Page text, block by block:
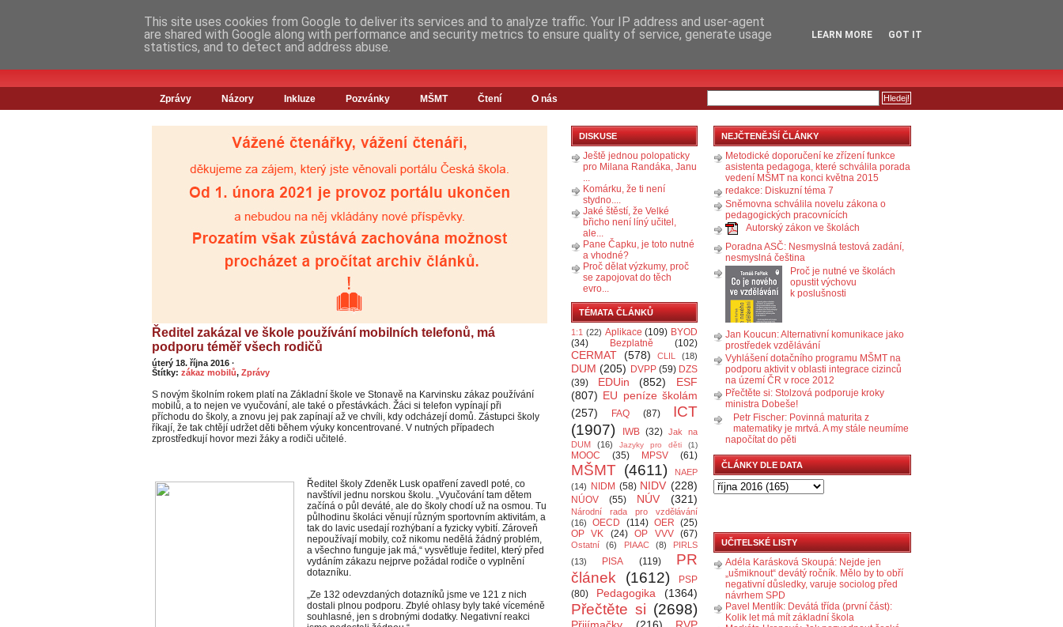
Zprávy Názory Inkluze Pozvánky MŠMT Čtení O nás
Ředitel zakázal ve škole používání mobilních telefonů, má
podporu téměř všech rodičů
úterý 18. října 2016 ·
Štítky: zákaz mobilů, Zprávy
S novým školním rokem platí na Základní škole ve Stonavě na Karvinsku zákaz používání
mobilů, a to nejen ve vyučování, ale také o přestávkách. Žáci si telefon vypínají při
příchodu do školy, a znovu jej pak zapínají až ve chvíli, kdy odcházejí domů. Zástupci školy
říkají, že tak chtějí udržet děti během výuky koncentrované. V nutných případech
zprostředkují hovor mezi žáky a rodiči učitelé.
Ředitel školy Zdeněk Lusk opatření zavedl poté, co
navštívil jednu norskou školu. „Vyučování tam dětem
začíná o půl deváté, ale do školy chodí už na osmou. Tu
půlhodinu školáci věnují různým sportovním aktivitám, a
tak do lavic usedají rozhýbaní a fyzicky vybití. Zároveň
nepoužívají mobily, což nikomu nedělá žádný problém,
a všechno funguje jak má,“ vysvětluje ředitel, který před
vydáním zákazu nejprve požádal rodiče o vyplnění
dotazníku.
„Ze 132 odevzdaných dotazníků jsme ve 121 z nich
dostali plnou podporu. Zbylé ohlasy byly také víceméně
souhlasné, jen s drobnými dodatky. Negativní reakci
DISKUSE
Ještě jednou polopaticky
pro Milana Randáka, Janu
...
Komárku, že ti není
stydno....
Jaké štěstí, že Velké
břicho není líný učitel,
ale...
Pane Čapku, je toto nutné
a vhodné?
Proč dělat výzkumy, proč
se zapojovat do těch
evro...
TÉMATA ČLÁNKŮ
1:1 (22) Aplikace (109) BYOD
(34)
Bezplatně (102)
CERMAT (578) CLIL (18)
DUM (205) DVPP (59) DZS
(39)
EDUin (852)
ESF
(807) EU peníze školám
(257)
FAQ (87)
ICT
(1907)
IWB (32) Jak na
DUM
(16) Jazyky pro děti (1)
MOOC (35) MPSV (61)
MŠMT (4611)
NAEP
(14)
NIDM (58) NIDV (228)
NÚOV (55) NÚV (321)
Národní rada pro vzdělávání
(16)
OECD (114) OER (25)
OP VK
(24) OP VVV (67)
Ostatní (6) PIAAC (8)
PIRLS
(13)
PISA (119)
PR
článek
(1612)
PSP
(80)
Pedagogika (1364)
Přečtěte si (2698)
NEJČTENĚJŠÍ ČLÁNKY
Metodické doporučení ke zřízení funkce
asistenta pedagoga, které schválila porada
vedení MŠMT na konci května 2015
redakce: Diskuzní téma 7
Sněmovna schválila novelu zákona o
pedagogických pracovnících
Autorský zákon ve školách
Poradna ASČ: Nesmyslná testová zadání,
nesmyslná čeština
Proč je nutné ve školách
opustit výchovu
k poslušnosti
Jan Koucun: Alternativní komunikace jako
prostředek vzdělávání
Vyhlášení dotačního programu MŠMT na
podporu aktivit v oblasti integrace cizinců
na území ČR v roce 2012
Přečtěte si: Stolzová podporuje kroky
ministra Dobeše!
Petr Fischer: Povinná maturita z
matematiky je mrtvá. A my stále neumíme
napočítat do pěti
ČLÁNKY DLE DATA
UČITELSKÉ LISTY
Adéla Karásková Skoupá: Nejde jen
„ušmiknout“ devátý ročník. Mělo by to obří
negativní důsledky, varuje sociolog před
návrhem SPD
Pavel Mentlík: Devátá třída (první část):
Kolik let má mít základní škola
This site uses cookies from Google to deliver its services and to analyze traffic. Your IP address and user-agent
are shared with Google along with performance and security metrics to ensure quality of service, generate usage
statistics, and to detect and address abuse.
LEARN MORE GOT IT